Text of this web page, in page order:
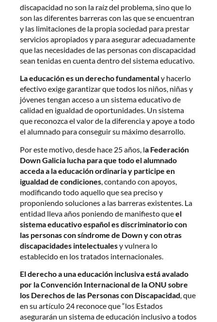
discapacidad no son la raíz del problema, sino que lo
son las diferentes barreras con las que se encuentran
y las limitaciones de la propia sociedad para prestar
servicios apropiados y para asegurar adecuadamente
que las necesidades de las personas con discapacidad
sean tenidas en cuenta dentro del sistema educativo.
La educación es un derecho fundamentaly hacerlo
efectivo exige garantizar que todos los niños, niñas y
jóvenes tengan acceso a un sistema educativo de
calidad en igualdad de oportunidades. Un sistema
que reconozca el valor de la diferencia y apoye a todo
el alumnado para conseguir su máximo desarrollo.
Por este motivo, desde hace 25 años, la Federación
Down Galicia lucha paraque todo el alumnado
acceda a la educación ordinaria y participe en
igualdad de condiciones , contando con apoyos,
modificando todo aquello que sea preciso y
proponiendo soluciones a las barreras existentes. La
entidad lleva años poniendo de manifiesto queel
sistema educativo español es discriminatorio con
las personas con síndrome de Down y con otras
discapacidades intelectualesy vulnera lo
establecido en los tratados internacionales.
El derecho a una educación inclusiva está avalado
por la Convención Internacional de la ONU sobre
los Derechos de las Personas con Discapacidad, que
en su artículo 24 reconoce que “los Estados
asegurarán un sistema de educación inclusivo a todos